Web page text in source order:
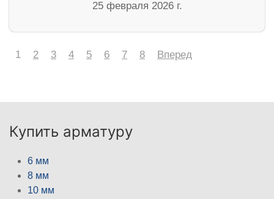
25 февраля 2026 г.
1 2 3 4 5 6 7 8 Вперед
Купить арматуру
6 мм
8 мм
10 мм